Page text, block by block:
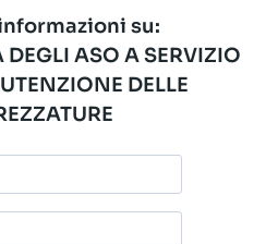
su:
ASO A SERVIZIO
DELLE